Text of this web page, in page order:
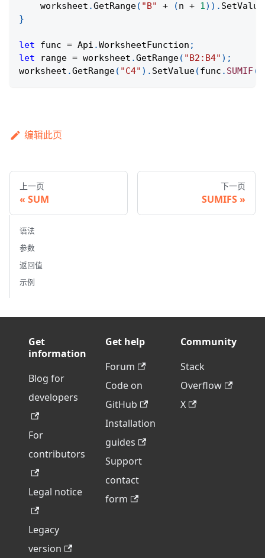
    worksheet
.GetRange( "B" + (n + 1) ) . SetValue
}
let func = Api .WorksheetFunction ;
let range = worksheet .GetRange( "B2:B4" ) ;
worksheet .GetRange( "C4" ) . SetValue(func . SUMIF(
编辑此页
上一页
SUM
下一页
SUMIFS
语法
参数
返回值
示例
Get
information
Blog for
developers
For
contributors
Legal notice
Legacy
version
Get help
Forum
Code on
GitHub
Installation
guides
Support
contact
form
Community
Stack
Overflow
X